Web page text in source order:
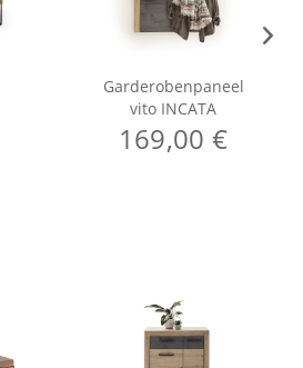
Garderobenpaneel
vito INCATA
169,00 €